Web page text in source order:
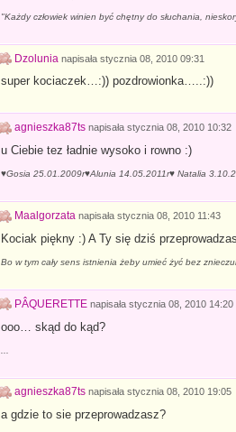
"Każdy człowiek winien być chętny do słuchania,
Dzolunia napisała stycznia 08, 2010 09:31
super kociaczek…:)) pozdrowionka…..:))
agnieszka87ts napisała stycznia 08, 2010 10:32
u Ciebie tez ładnie wysoko i rowno :)
♥Gosia 25.01.2009r♥Alunia 14.05.2011r♥ Natalia
Maalgorzata napisała stycznia 08, 2010 11:43
Kociak piękny :) A Ty się dziś
Bo w tym cały sens istnienia żeby umieć żyć bez
PÂQUERETTE napisała stycznia 08, 2010 14:20
ooo… skąd do kąd?
agnieszka87ts napisała stycznia 08, 2010 19:05
a gdzie to sie przeprowadzasz?